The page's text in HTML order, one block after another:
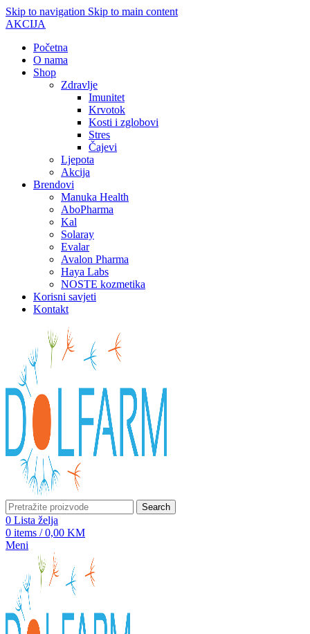
Skip to navigation Skip to main content
AKCIJA
Početna
O nama
Shop
Zdravlje
Imunitet
Krvotok
Kosti i zglobovi
Stres
Čajevi
Ljepota
Akcija
Brendovi
Manuka Health
AboPharma
Kal
Solaray
Evalar
Avalon Pharma
Haya Labs
NOSTE kozmetika
Korisni savjeti
Kontakt
Search
0 Lista želja
0 items / 0,00 KM
Meni